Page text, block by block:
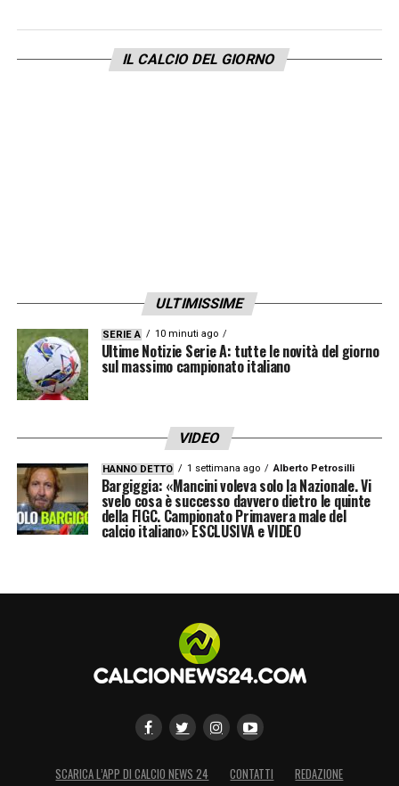
IL CALCIO DEL GIORNO
ULTIMISSIME
SERIE A 10 minuti ago
Ultime Notizie Serie A: tutte le novità del giorno
sul massimo campionato italiano
VIDEO
HANNO DETTO 1 settimana ago Alberto Petrosilli
Bargiggia: «Mancini voleva solo la Nazionale. Vi
svelo cosa è successo davvero dietro le quinte
della FIGC. Campionato Primavera male del
calcio italiano» ESCLUSIVA e VIDEO
SCARICA L’APP DI CALCIO NEWS 24 CONTATTI REDAZIONE